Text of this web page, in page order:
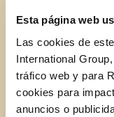
Esta página web
Las cookies de
International
tráfico web y para
cookies para
anuncios o
1 tablespoon of
1 small garlic
½ small onion